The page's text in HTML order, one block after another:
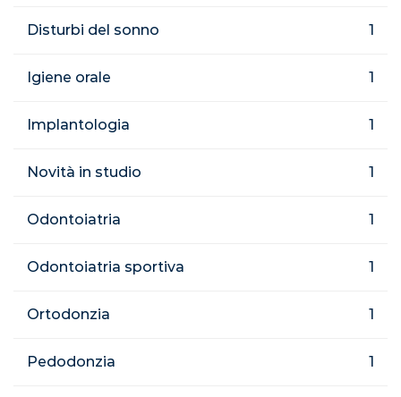
Disturbi del sonno 1
Igiene orale 1
Implantologia 1
Novità in studio 1
Odontoiatria 1
Odontoiatria sportiva 1
Ortodonzia 1
Pedodonzia 1